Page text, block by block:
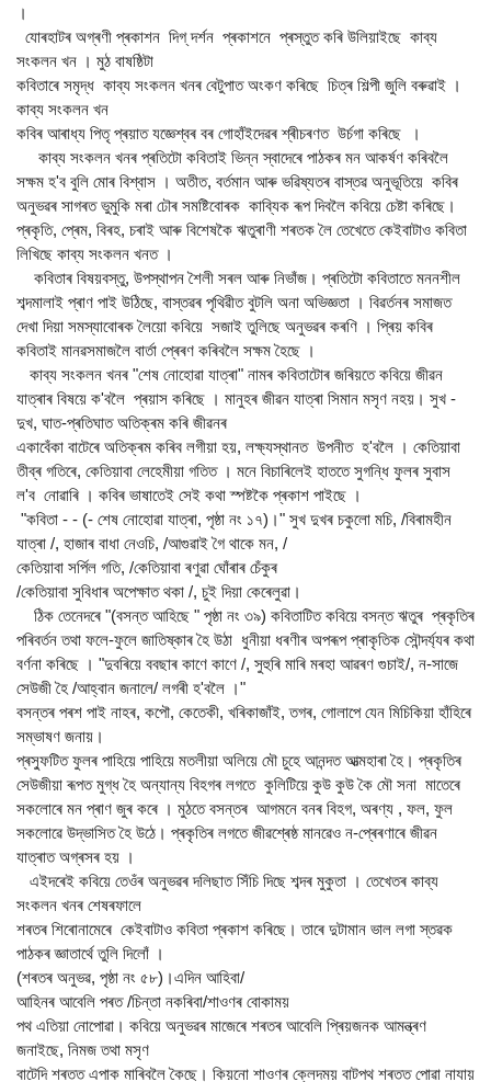
।
যোৰহাটৰ অগ্ৰণী প্ৰকাশন দিগ্ দৰ্শন প্ৰকাশনে প্ৰস্তুত কৰি উলিয়াইছে কাব্য
সংকলন খন । মুঠ বাষষ্ঠিটা
কবিতাৰে সমৃদ্ধ কাব্য সংকলন খনৰ বেটুপাত অংকণ কৰিছে চিত্ৰ শিল্পী জুলি বৰুৱাই ।
কাব্য সংকলন খন
কবিৰ আৰাধ্য পিতৃ প্ৰয়াত যজ্ঞেশ্বৰ বৰ গোহাঁইদেৱৰ শ্ৰীচৰণত উৰ্চগা কৰিছে ।
কাব্য সংকলন খনৰ প্ৰতিটো কবিতাই ভিন্ন স্বাদেৰে পাঠকৰ মন আকৰ্ষণ কৰিবলৈ
সক্ষম হ'ব বুলি মোৰ বিশ্বাস । অতীত, বৰ্তমান আৰু ভৱিষ্যতৰ বাস্তৱ অনুভূতিয়ে কবিৰ
অনুভৱৰ সাগৰত ভুমুকি মৰা ঢৌৰ সমষ্টিবোৰক কাব্যিক ৰূপ দিবলৈ কবিয়ে চেষ্টা কৰিছে।
প্ৰকৃতি, প্ৰেম, বিৰহ, চৰাই আৰু বিশেষকৈ ঋতুৰাণী শৰতক লৈ তেখেতে কেইবাটাও কবিতা
লিখিছে কাব্য সংকলন খনত ।
কবিতাৰ বিষয়বস্তু, উপস্থাপন শৈলী সৰল আৰু নিভাঁজ। প্ৰতিটো কবিতাতে মননশীল
শব্দমালাই প্ৰাণ পাই উঠিছে, বাস্তৱৰ পৃথিৱীত বুটলি অনা অভিজ্ঞতা । বিৱৰ্তনৰ সমাজত
দেখা দিয়া সমস্যাবোৰক লৈয়ো কবিয়ে সজাই তুলিছে অনুভৱৰ কৰণি । প্ৰিয় কবিৰ
কবিতাই মানৱসমাজলৈ বাৰ্তা প্ৰেৰণ কৰিবলৈ সক্ষম হৈছে ।
কাব্য সংকলন খনৰ "শেষ নোহোৱা যাত্ৰা" নামৰ কবিতাটোৰ জৰিয়তে কবিয়ে জীৱন
যাত্ৰাৰ বিষয়ে ক'বলৈ প্ৰয়াস কৰিছে । মানুহৰ জীৱন যাত্ৰা সিমান মসৃণ নহয়। সুখ -
দুখ, ঘাত-প্ৰতিঘাত অতিক্ৰম কৰি জীৱনৰ
একাবেঁকা বাটেৰে অতিক্ৰম কৰিব লগীয়া হয়, লক্ষ্যস্থানত উপনীত হ'বলৈ । কেতিয়াবা
তীব্ৰ গতিৰে, কেতিয়াবা লেহেমীয়া গতিত । মনে বিচাৰিলেই হাততে সুগন্ধি ফুলৰ সুবাস
ল'ব নোৱাৰি । কবিৰ ভাষাতেই সেই কথা স্পষ্টকৈ প্ৰকাশ পাইছে ।
"কবিতা - - (- শেষ নোহোৱা যাত্ৰা, পৃষ্ঠা নং ১৭)।" সুখ দুখৰ চকুলো মচি, /বিৰামহীন
যাত্ৰা /, হাজাৰ বাধা নেওচি, /আগুৱাই গৈ থাকে মন, /
কেতিয়াবা সৰ্পিল গতি, /কেতিয়াবা ৰণুৱা ঘোঁৰাৰ চেঁকুৰ
/কেতিয়াবা সুবিধাৰ অপেক্ষাত থকা /, চুই দিয়া কেৰেলুৱা।
ঠিক তেনেদৰে "(বসন্ত আহিছে " পৃষ্ঠা নং ৩৯) কবিতাটিত কবিয়ে বসন্ত ঋতুৰ প্ৰকৃতিৰ
পৰিবৰ্তন তথা ফলে-ফুলে জাতিষ্কাৰ হৈ উঠা ধুনীয়া ধৰণীৰ অপৰূপ প্ৰাকৃতিক সৌন্দৰ্য্যৰ কথা
বৰ্ণনা কৰিছে । "দুবৰিয়ে ববছাৰ কাণে কাণে /, সুহুৰি মাৰি মৰহা আৱৰণ গুচাই/, ন-সাজে
সেউজী হৈ /আহ্বান জনালে/ লগৰী হ'বলৈ ।"
বসন্তৰ পৰশ পাই নাহৰ, কপৌ, কেতেকী, খৰিকাজাঁই, তগৰ, গোলাপে যেন মিচিকিয়া হাঁহিৰে
সম্ভাষণ জনায়।
প্ৰস্ফুটিত ফুলৰ পাহিয়ে পাহিয়ে মতলীয়া অলিয়ে মৌ চুহে আনন্দত আত্মহাৰা হৈ। প্ৰকৃতিৰ
সেউজীয়া ৰূপত মুগ্ধ হৈ অন্যান্য বিহগৰ লগতে কুলিটিয়ে কুউ কুউ কৈ মৌ সনা মাতেৰে
সকলোৰে মন প্ৰাণ জুৰ কৰে । মুঠতে বসন্তৰ আগমনে বনৰ বিহগ, অৰণ্য , ফল, ফুল
সকলোৱে উদ্ভাসিত হৈ উঠে। প্ৰকৃতিৰ লগতে জীৱশ্ৰেষ্ঠ মানৱেও ন-প্ৰেৰণাৰে জীৱন
যাত্ৰাত অগ্ৰসৰ হয় ।
এইদৰেই কবিয়ে তেওঁৰ অনুভৱৰ দলিছাত সিঁচি দিছে শব্দৰ মুকুতা । তেখেতৰ কাব্য
সংকলন খনৰ শেষৰফালে
শৰতৰ শিৰোনামেৰে কেইবাটাও কবিতা প্ৰকাশ কৰিছে। তাৰে দুটামান ভাল লগা স্তৱক
পাঠকৰ জ্ঞাতাৰ্থে তুলি দিলোঁ ।
(শৰতৰ অনুভৱ, পৃষ্ঠা নং ৫৮)।এদিন আহিবা/
আহিনৰ আবেলি পৰত /চিন্তা নকৰিবা/শাওণৰ বোকাময়
পথ এতিয়া নোপোৱা। কবিয়ে অনুভৱৰ মাজেৰে শৰতৰ আবেলি প্ৰিয়জনক আমন্ত্ৰণ
জনাইছে, নিমজ তথা মসৃণ
বাটেদি শৰতত এপাক মাৰিবলৈ কৈছে। কিয়নো শাওণৰ ক্লেদময় বাটপথ শৰতত পোৱা নাযায়